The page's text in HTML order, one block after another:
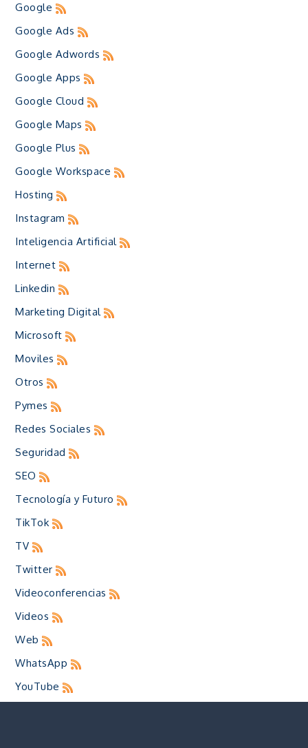
Google
Google Ads
Google Adwords
Google Apps
Google Cloud
Google Maps
Google Plus
Google Workspace
Hosting
Instagram
Inteligencia Artificial
Internet
Linkedin
Marketing Digital
Microsoft
Moviles
Otros
Pymes
Redes Sociales
Seguridad
SEO
Tecnología y Futuro
TikTok
TV
Twitter
Videoconferencias
Videos
Web
WhatsApp
YouTube